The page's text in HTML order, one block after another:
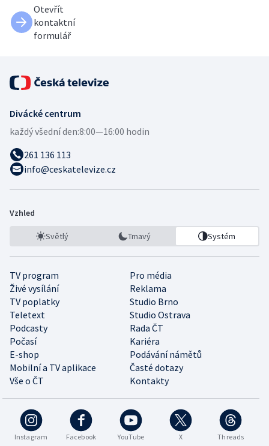
Otevřít
kontaktní
formulář
Divácké centrum
každý všední den:8:00—16:00 hodin
261 136 113
info@ceskatelevize.cz
Vzhled
Světlý Tmavý Systém
TV program
Pro média
Živé vysílání
Reklama
TV poplatky
Studio Brno
Teletext
Studio Ostrava
Podcasty
Rada ČT
Počasí
Kariéra
E-shop
Podávání námětů
Mobilní a TV aplikace
Časté dotazy
Vše o ČT
Kontakty
Instagram Facebook YouTube X Threads